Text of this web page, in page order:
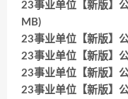
23事业单位【新版】
MB)
23事业单位【新版】
23事业单位【新版】
23事业单位【新版】
23事业单位【新版】